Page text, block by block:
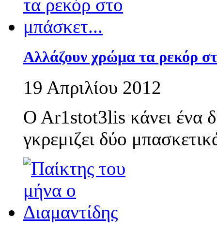
Αλλάζουν χρώμα τα ρεκόρ
19 Απριλίου 2012
O Ar1stot3lis κάνει ένα
γκρεμιζει δύο